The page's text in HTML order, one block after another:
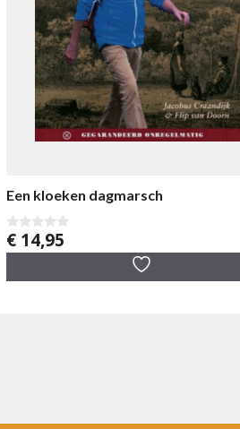
Een kloeken dagmarsch
0
v
5
€ 14,95